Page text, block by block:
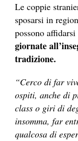
Le coppie
sposarsi in
possono
giornate
tradizione.
“Cerco di far
ospiti, anche di
class o giri di
insomma, far
qualcosa di